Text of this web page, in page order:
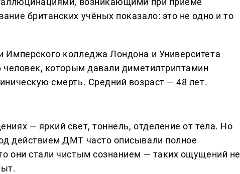
британских учёных показало: это не одно и то
Имперского колледжа Лондона и Университета
человек, которым давали диметилтриптамин
смерть. Средний возраст — 48 лет.
— яркий свет, тоннель, отделение от тела. Но
действием ДМТ часто описывали полное
они стали чистым сознанием — таких ощущений не